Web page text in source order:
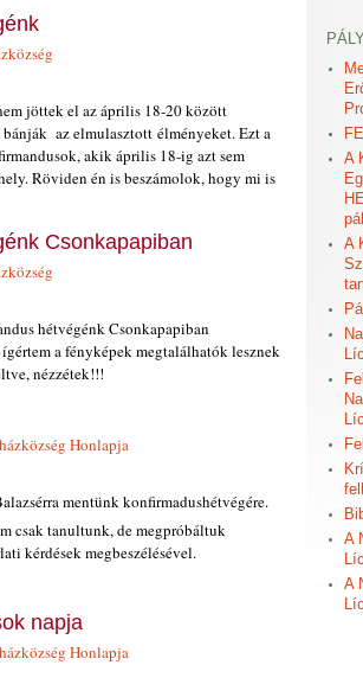
jöttek el az április 18-20 között
az elmulasztott élményeket. Ezt a
akik április 18-ig azt sem
Röviden én is beszámolok, hogy mi is
Csonkapapiban
hétvégénk Csonkapapiban
a fényképek megtalálhatók lesznek
nézzétek!!!
Honlapja
mentünk konfirmadushétvégére.
csak tanultunk, de megpróbáltuk
kérdések megbeszélésével.
napja
Honlapja
A
A
A
A